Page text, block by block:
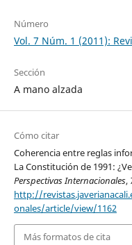
Número
Vol. 7 Núm. 1 (2011):
Sección
A mano alzada
Cómo citar
Coherencia entre reglas
La Constitución de 1991:
Perspectivas Internacionales,
http://
onales/article/view/1162
Más formatos de cita